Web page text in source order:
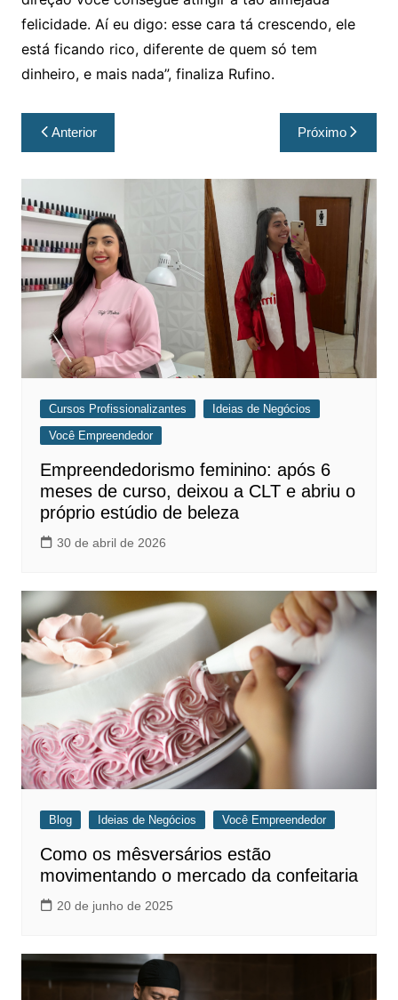
felicidade. Aí eu digo: esse cara tá crescendo, ele
está ficando rico, diferente de quem só tem
dinheiro, e mais nada”, finaliza Rufino.
Anterior Próximo
Cursos Profissionalizantes
Ideias de Negócios
Você Empreendedor
Empreendedorismo feminino: após 6
meses de curso, deixou a CLT e abriu o
próprio estúdio de beleza
30 de abril de 2026
Blog Ideias de Negócios Você Empreendedor
Como os mêsversários estão
movimentando o mercado da confeitaria
20 de junho de 2025